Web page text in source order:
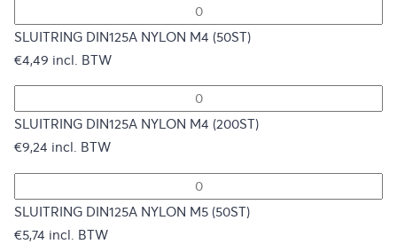
SLUITRING DIN125A NYLON M4 (50ST)
€4,49 incl. BTW
SLUITRING DIN125A NYLON M4 (200ST)
€9,24 incl. BTW
SLUITRING DIN125A NYLON M5 (50ST)
€5,74 incl. BTW